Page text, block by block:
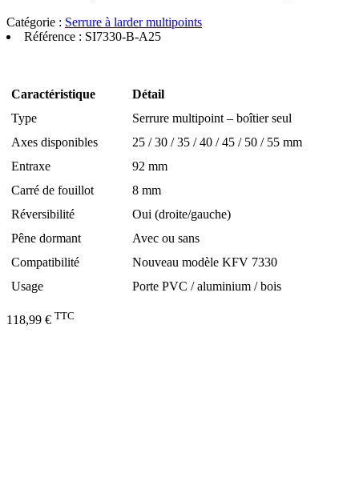
Catégorie : Serrure à larder multipoints
Référence : SI7330-B-A25
Caractéristique
Détail
Type
Serrure multipoint – boîtier seul
Axes disponibles
25 / 30 / 35 / 40 / 45 / 50 / 55 mm
Entraxe
92 mm
Carré de fouillot
8 mm
Réversibilité
Oui (droite/gauche)
Pêne dormant
Avec ou sans
Compatibilité
Nouveau modèle KFV 7330
Usage
Porte PVC / aluminium / bois
118,99 € TTC